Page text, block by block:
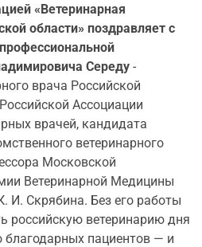
«Ветеринарная
области» поздравляет с
Середу -
врача Российской
Ассоциации
врачей, кандидата
ветеринарного
Московской
Ветеринарной Медицины
И. Скрябина. Без его работы
российскую ветеринарию дня
благодарных пациентов — и